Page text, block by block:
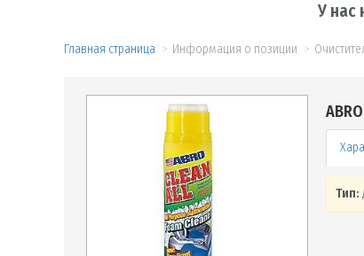
У нас
Главная страница Информация о позиции
Тип: